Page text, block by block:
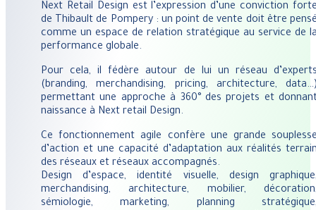
Next Retail Design est l’expression d’une conviction
de Thibault de Pompery : un point de vente doit être
comme un espace de relation stratégique au service de
performance globale.
Pour cela, il fédère autour de lui un réseau
(branding, merchandising, pricing, architecture,
permettant une approche à 360° des projets et
naissance à Next retail Design.
Ce fonctionnement agile confère une grande
d’action et une capacité d’adaptation aux réalités
des réseaux et réseaux accompagnés.
Design d’espace, identité visuelle, design
merchandising, architecture, mobilier,
sémiologie, marketing, planning